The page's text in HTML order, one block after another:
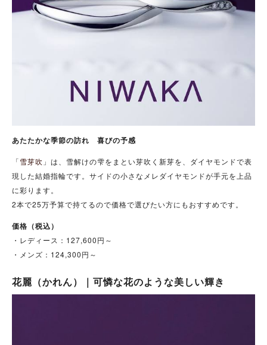
あたたかな季節の訪れ 喜びの予感
「雪芽吹 」は、雪解けの雫をまとい芽吹く新芽を、ダイヤモンドで表
現した結婚指輪です。サイドの小さなメレダイヤモンドが手元を上品
に彩ります。
2本で25万予算で持てるので価格で選びたい方にもおすすめです。
価格（税込）
・レディース：127,600円～
・メンズ：124,300円～
花麗（かれん）｜可憐な花のような美しい輝き